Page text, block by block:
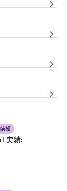
実績
実績: